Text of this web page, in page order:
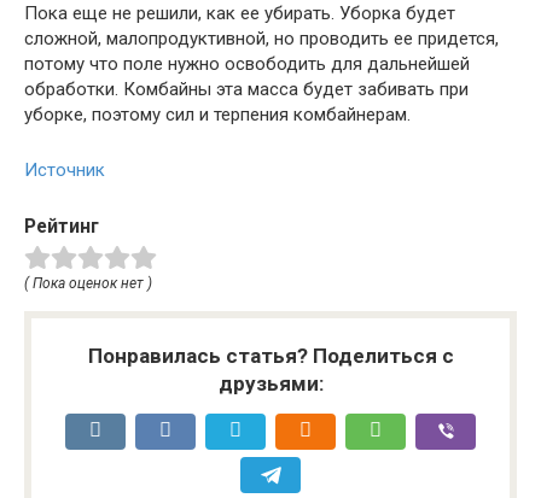
Пока еще не решили, как ее убирать. Уборка будет
сложной, малопродуктивной, но проводить ее придется,
потому что поле нужно освободить для дальнейшей
обработки. Комбайны эта масса будет забивать при
уборке, поэтому сил и терпения комбайнерам.
Источник
Рейтинг
( Пока оценок нет )
Понравилась статья? Поделиться с
друзьями: